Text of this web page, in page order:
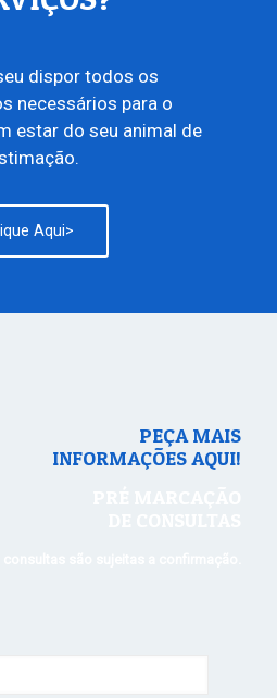
dispor todos os
necessários para o
estar do seu animal de
Aqui>
PEÇA MAIS
INFORMAÇÕES AQUI!